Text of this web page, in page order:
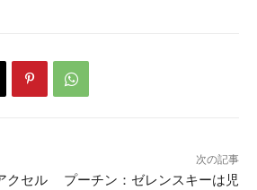
クセル
次の記事
プーチン：ゼレンスキーは児